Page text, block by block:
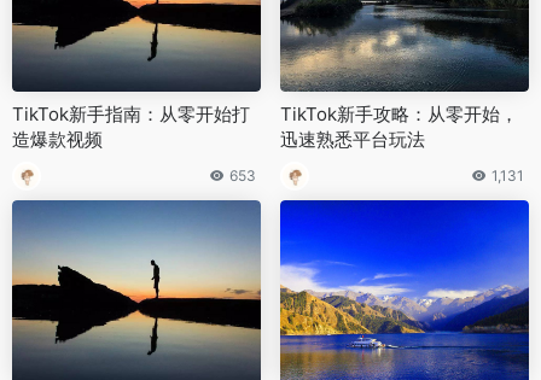
TikTok新手指南：从零开始打
造爆款视频
653
TikTok新手攻略：从零开始，
迅速熟悉平台玩法
1,131